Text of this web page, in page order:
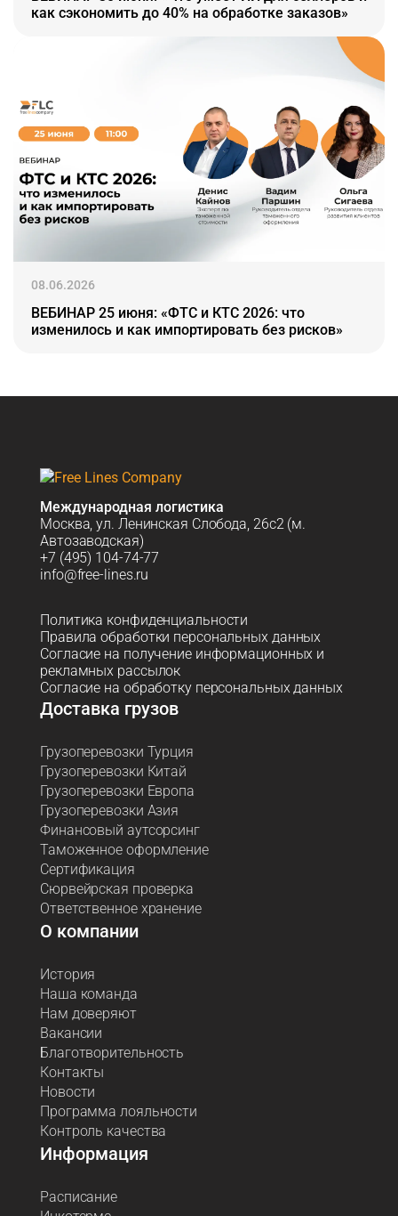
как сэкономить до 40% на обработке заказов»
08.06.2026
ВЕБИНАР 25 июня: «ФТС и КТС 2026: что
изменилось и как импортировать без рисков»
Международная логистика
Москва, ул. Ленинская Слобода, 26с2 (м.
Автозаводская)
+7 (495) 104-74-77
info@free-lines.ru
Политика конфиденциальности
Правила обработки персональных данных
Согласие на получение информационных и
рекламных рассылок
Согласие на обработку персональных данных
Доставка грузов
Грузоперевозки Турция
Грузоперевозки Китай
Грузоперевозки Европа
Грузоперевозки Азия
Финансовый аутсорсинг
Таможенное оформление
Сертификация
Сюрвейрская проверка
Ответственное хранение
О компании
История
Наша команда
Нам доверяют
Вакансии
Благотворительность
Контакты
Новости
Программа лояльности
Контроль качества
Информация
Расписание